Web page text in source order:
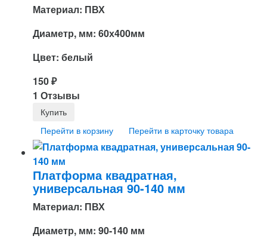
Материал: ПВХ
Диаметр, мм: 60х400мм
Цвет: белый
150₽
1 Отзывы
Перейти в корзину Перейти в карточку товара
Платформа квадратная,
универсальная 90-140 мм
Материал: ПВХ
Диаметр, мм: 90-140 мм